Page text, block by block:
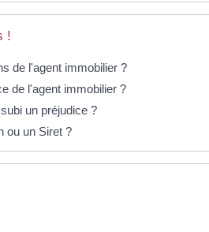
!
de l'agent immobilier ?
de l'agent immobilier ?
un préjudice ?
ou un Siret ?